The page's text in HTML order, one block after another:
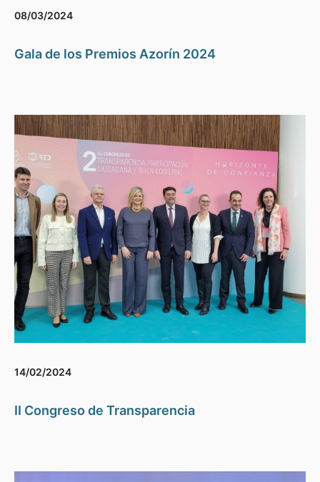
08/03/2024
Gala de los Premios Azorín 2024
14/02/2024
II Congreso de Transparencia